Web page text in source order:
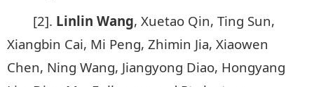
[2]. Linlin Wang, Xuetao Qin, Ting Sun,
Xiangbin Cai, Mi Peng, Zhimin Jia, Xiaowen
Chen, Ning Wang, Jiangyong Diao, Hongyang